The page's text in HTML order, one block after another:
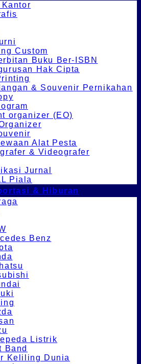
Custom
Buku Ber-ISBN
Hak Cipta
& Souvenir Pernikahan
organizer (EO)
Alat Pesta
& Videografer
Jurnal
Piala
& Hiburan
Benz
Listrik
Band
Keliling Dunia